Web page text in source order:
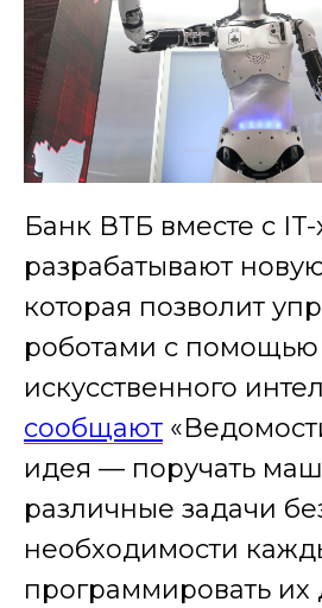
Банк ВТБ вместе с
разрабатывают
которая позволит
роботами с помощью
искусственного
сообщают
идея — поручать
различные задачи
необходимости
программировать их